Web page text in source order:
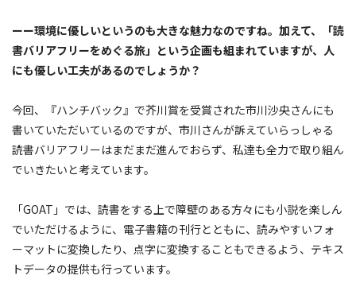
ーー環境に優しいというのも大きな魅力なのですね。加えて、「読
書バリアフリーをめぐる旅」という企画も組まれていますが、人
にも優しい工夫があるのでしょうか？
今回、『ハンチバック』で芥川賞を受賞された市川沙央さんにも
書いていただいているのですが、市川さんが訴えていらっしゃる
読書バリアフリーはまだまだ進んでおらず、私達も全力で取り組ん
でいきたいと考えています。
「GOAT」では、読書をする上で障壁のある方々にも小説を楽しん
でいただけるように、電子書籍の刊行とともに、読みやすいフォ
ーマットに変換したり、点字に変換することもできるよう、テキス
トデータの提供も行っています。